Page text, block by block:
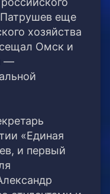
еще
хозяйства
Омск и
—
«Единая
и первый